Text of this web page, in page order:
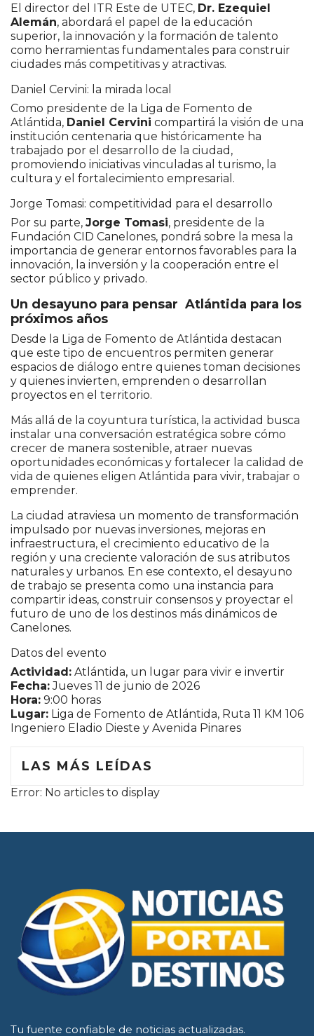
El director del ITR Este de UTEC, Dr. Ezequiel
Alemán, abordará el papel de la educación
superior, la innovación y la formación de talento
como herramientas fundamentales para construir
ciudades más competitivas y atractivas.
Daniel Cervini: la mirada local
Como presidente de la Liga de Fomento de
Atlántida, Daniel Cervini compartirá la visión de una
institución centenaria que históricamente ha
trabajado por el desarrollo de la ciudad,
promoviendo iniciativas vinculadas al turismo, la
cultura y el fortalecimiento empresarial.
Jorge Tomasi: competitividad para el desarrollo
Por su parte, Jorge Tomasi, presidente de la
Fundación CID Canelones, pondrá sobre la mesa la
importancia de generar entornos favorables para la
innovación, la inversión y la cooperación entre el
sector público y privado.
Un desayuno para pensar Atlántida para los
próximos años
Desde la Liga de Fomento de Atlántida destacan
que este tipo de encuentros permiten generar
espacios de diálogo entre quienes toman decisiones
y quienes invierten, emprenden o desarrollan
proyectos en el territorio.
Más allá de la coyuntura turística, la actividad busca
instalar una conversación estratégica sobre cómo
crecer de manera sostenible, atraer nuevas
oportunidades económicas y fortalecer la calidad de
vida de quienes eligen Atlántida para vivir, trabajar o
emprender.
La ciudad atraviesa un momento de transformación
impulsado por nuevas inversiones, mejoras en
infraestructura, el crecimiento educativo de la
región y una creciente valoración de sus atributos
naturales y urbanos. En ese contexto, el desayuno
de trabajo se presenta como una instancia para
compartir ideas, construir consensos y proyectar el
futuro de uno de los destinos más dinámicos de
Canelones.
Datos del evento
Actividad: Atlántida, un lugar para vivir e invertir
Fecha:Jueves 11 de junio de 2026
Hora: 9:00 horas
Lugar: Liga de Fomento de Atlántida, Ruta 11 KM 106
Ingeniero Eladio Dieste y Avenida Pinares
LAS MÁS LEÍDAS
Error: No articles to display
Tu fuente confiable de noticias actualizadas.